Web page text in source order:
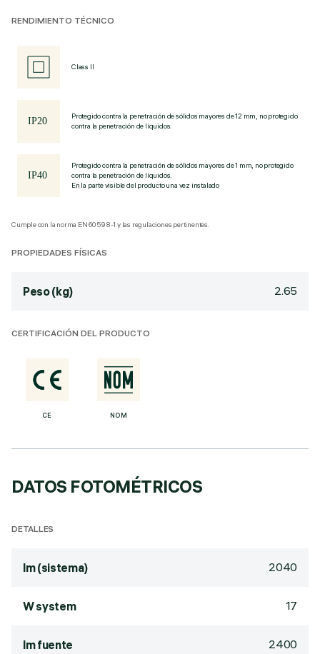
RENDIMIENTO TÉCNICO
Class II
Protegido contra la penetración de sólidos mayores de 12 mm, no protegido
contra la penetración de líquidos.
Protegido contra la penetración de sólidos mayores de 1 mm, no protegido
contra la penetración de líquidos.
En la parte visible del producto una vez instalado
Cumple con la norma EN60598-1 y las regulaciones pertinentes.
PROPIEDADES FÍSICAS
Peso (kg) 2.65
CERTIFICACIÓN DEL PRODUCTO
CE NOM
DATOS FOTOMÉTRICOS
DETALLES
lm (sistema) 2040
W system 17
lm fuente 2400